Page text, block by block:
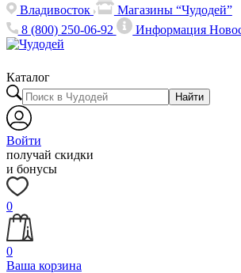
Владивосток
Магазины “Чудодей”
8 (800) 250-06-92
Информация
Каталог
Найти
Войти
получай скидки
и бонусы
0
0
Ваша корзина